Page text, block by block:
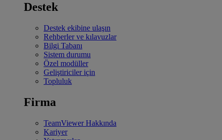
Destek
Destek ekibine ulaşın
Rehberler ve kılavuzlar
Bilgi Tabanı
Sistem durumu
Özel modüller
Geliştiriciler için
Topluluk
Firma
TeamViewer Hakkında
Kariyer